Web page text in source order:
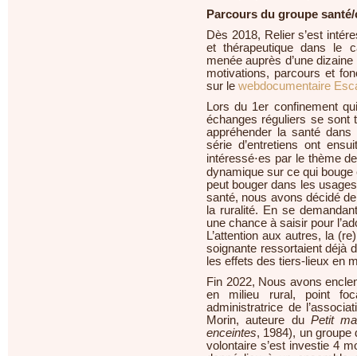
Parcours du groupe
Dès 2018, Relier s’est
et thérapeutique dans le
menée auprès d’une
motivations, parcours et
sur le webdocumentaire
Lors du 1er confinement
échanges réguliers se sont
appréhender la santé
série d’entretiens ont
intéressé⋅es par le thème
dynamique sur ce qui
peut bouger dans les
santé, nous avons décidé
la ruralité. En se
une chance à saisir pour
L’attention aux autres, la
soignante ressortaient déjà
les effets des tiers-lieux en
Fin 2022, Nous avons
en milieu rural, point
administratrice de
Morin, auteure du Petit
enceintes, 1984), un groupe
volontaire s’est investie 4